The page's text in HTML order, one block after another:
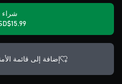
شراء
إضافة إلى قائمة